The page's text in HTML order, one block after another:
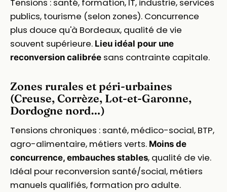
Tensions : santé, formation, IT, industrie, services
publics, tourisme (selon zones). Concurrence
plus douce qu'à Bordeaux, qualité de vie
souvent supérieure. Lieu idéal pour une
reconversion calibrée sans contrainte capitale.
Zones rurales et péri-urbaines
(Creuse, Corrèze, Lot-et-Garonne,
Dordogne nord…)
Tensions chroniques : santé, médico-social, BTP,
agro-alimentaire, métiers verts. Moins de
concurrence, embauches stables, qualité de vie.
Idéal pour reconversion santé/social, métiers
manuels qualifiés, formation pro adulte.